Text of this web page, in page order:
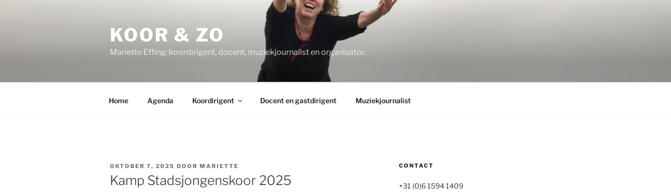
KOOR & ZO
Mariette Effing: koordirigent, docent, muziekjournalist en organisator.
Home Agenda Koordirigent Docent en gastdirigent Muziekjournalist
GEPLAATST
OP
OKTOBER 7, 2025 DOOR MARIETTE
Kamp Stadsjongenskoor 2025
CONTACT
+31 (0)6 1594 1409